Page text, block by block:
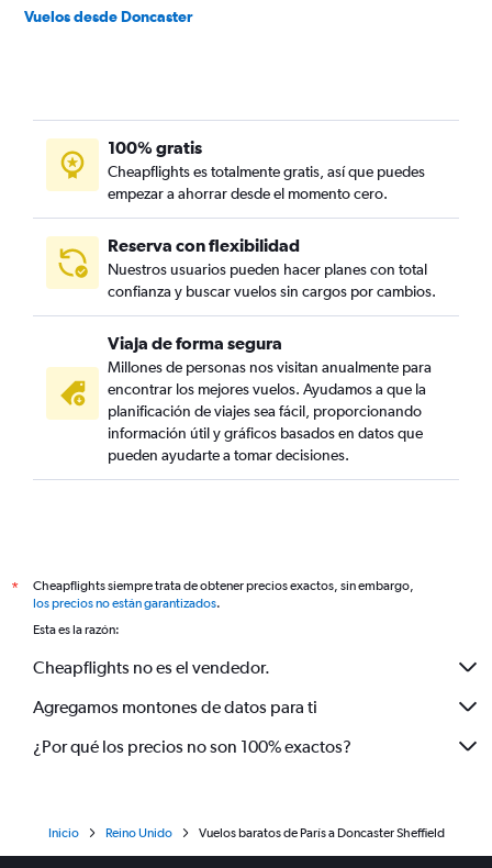
Vuelos desde Doncaster
100% gratis
Cheapflights es totalmente gratis, así que puedes
empezar a ahorrar desde el momento cero.
Reserva con flexibilidad
Nuestros usuarios pueden hacer planes con total
confianza y buscar vuelos sin cargos por cambios.
Viaja de forma segura
Millones de personas nos visitan anualmente para
encontrar los mejores vuelos. Ayudamos a que la
planificación de viajes sea fácil, proporcionando
información útil y gráficos basados en datos que
pueden ayudarte a tomar decisiones.
*
Cheapflights siempre trata de obtener precios exactos, sin embargo,
los precios no están garantizados.
Esta es la razón:
Cheapflights no es el vendedor.
Agregamos montones de datos para ti
¿Por qué los precios no son 100% exactos?
Inicio Reino Unido Vuelos baratos de París a Doncaster Sheffield